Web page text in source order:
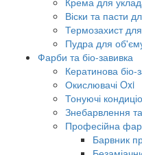
Віски та пасти
Термозахист
Пудра для
Фарби та біо-завивка
Кератинова біо-
Окислювачі Oxi
Тонуючі
Знебарвлення
Професійна
Барвник